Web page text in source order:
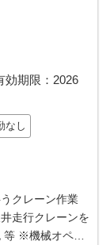
効期限： 2026
なし
クレーン作業
走行クレーンを
※機械オペレ